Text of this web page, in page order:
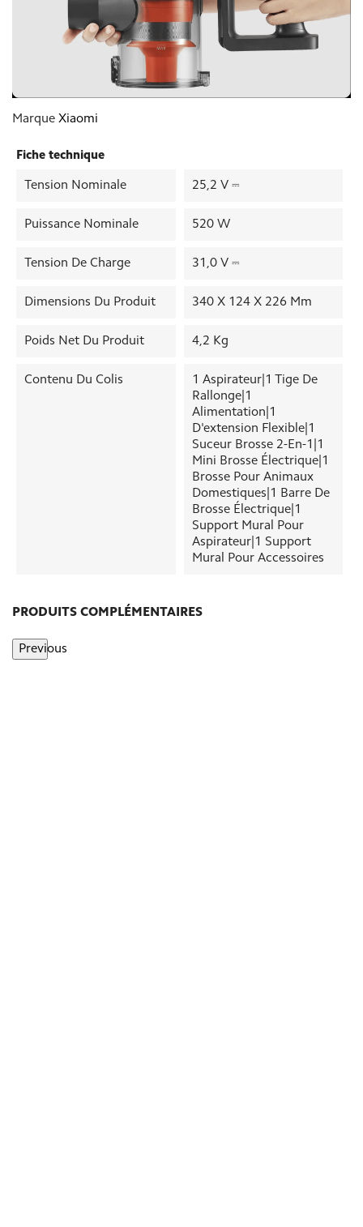
Marque Xiaomi
Fiche technique
Tension Nominale 25,2 V ⎓
Puissance Nominale 520 W
Tension De Charge 31,0 V ⎓
Dimensions Du Produit 340 X 124 X 226 Mm
Poids Net Du Produit 4,2 Kg
Contenu Du Colis
1 Aspirateur|1 Tige De
Rallonge|1
Alimentation|1
D'extension Flexible|1
Suceur Brosse 2-En-1|1
Mini Brosse Électrique|1
Brosse Pour Animaux
Domestiques|1 Barre De
Brosse Électrique|1
Support Mural Pour
Aspirateur|1 Support
Mural Pour Accessoires
PRODUITS COMPLÉMENTAIRES
Previous